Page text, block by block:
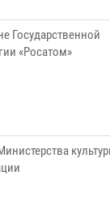
Государственной
«Росатом»